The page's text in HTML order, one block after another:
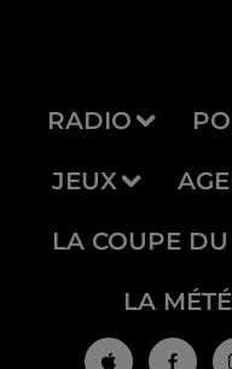
RADIO
JEUX
LA COUPE
LA